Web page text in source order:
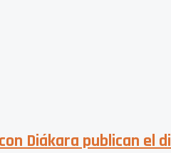
Diákara publican el